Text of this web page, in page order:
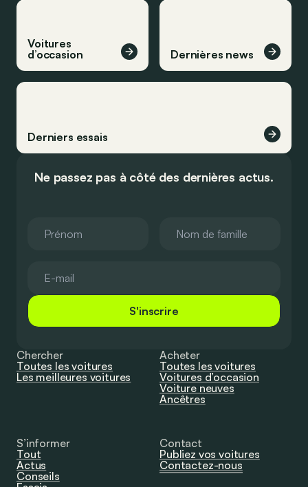
Voitures
d’occasion
Dernières news
Derniers essais
Ne passez pas à côté des dernières actus.
S'inscrire
Chercher
Toutes les voitures
Les meilleures voitures
Acheter
Toutes les voitures
Voitures d’occasion
Voiture neuves
Ancêtres
S’informer
Tout
Actus
Conseils
Contact
Publiez vos voitures
Contactez-nous